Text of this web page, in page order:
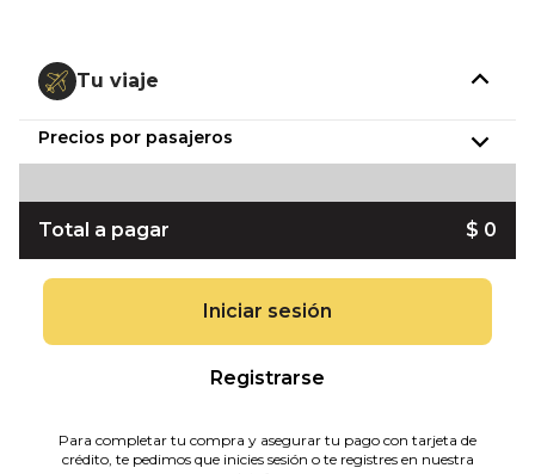
Tu viaje
Precios por pasajeros
Total a pagar $ 0
Iniciar sesión
Registrarse
Para completar tu compra y asegurar tu pago con tarjeta de
crédito, te pedimos que inicies sesión o te registres en nuestra